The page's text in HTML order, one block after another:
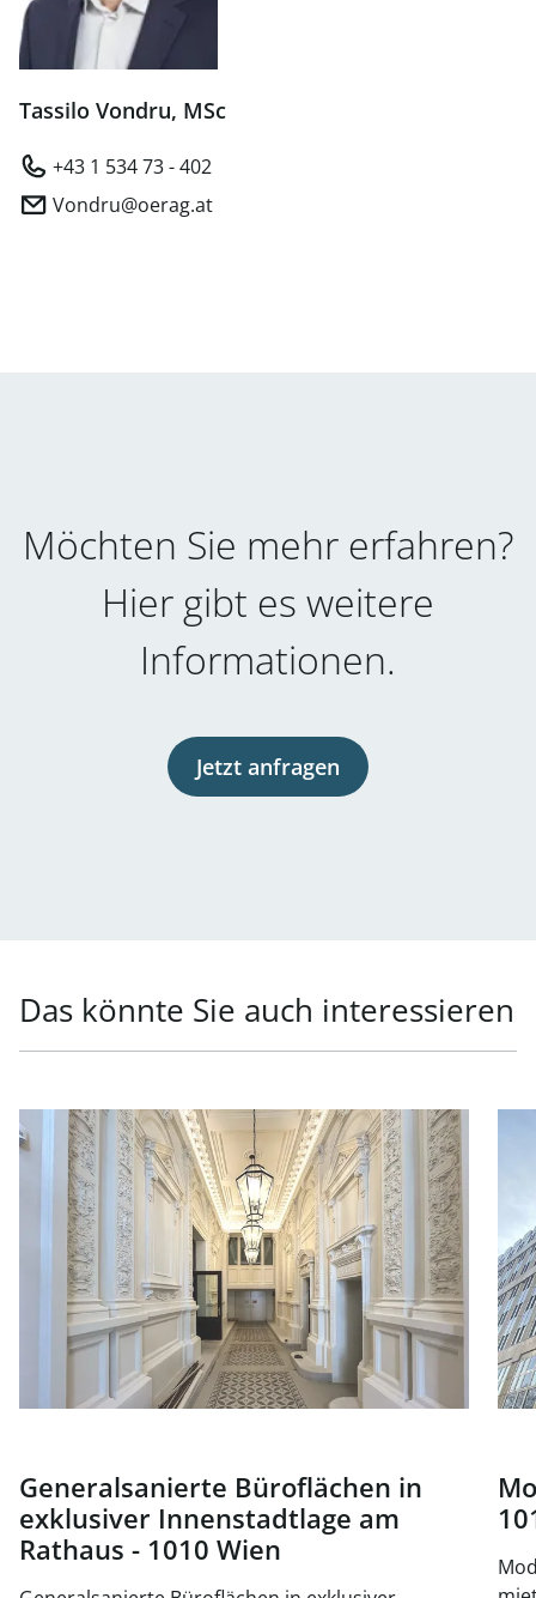
Tassilo Vondru, MSc
+43 1 534 73 - 402
Vondru@oerag.at
Möchten Sie mehr erfahren?
Hier gibt es weitere
Informationen.
Jetzt anfragen
Das könnte Sie auch interessieren
Link zur Seite Generalsanierte Büroflächen in exklusiver
Generalsanierte Büroflächen in
exklusiver Innenstadtlage am
Rathaus - 1010 Wien